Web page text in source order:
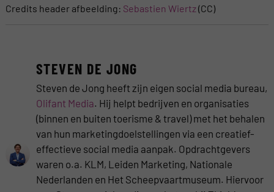
Credits header afbeelding: Sebastien Wiertz(CC)
STEVEN DE JONG
Steven de Jong heeft zijn eigen social media bureau,
Olifant Media. Hij helpt bedrijven en organisaties
(binnen en buiten toerisme & travel) met het behalen
van hun marketingdoelstellingen via een creatief-
effectieve social media aanpak. Opdrachtgevers
waren o.a. KLM, Leiden Marketing, Nationale
Nederlanden en Het Scheepvaartmuseum. Hiervoor